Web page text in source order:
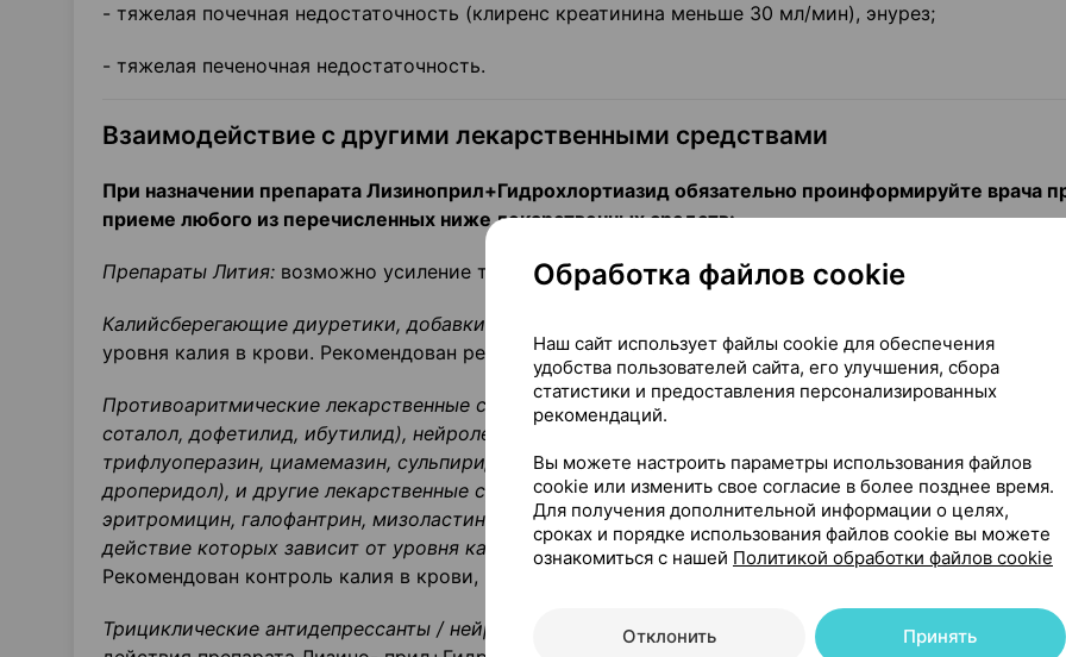
- тяжелая почечная недостаточность (клиренс креатинина меньше 30 мл/мин), энурез;
- тяжелая печеночная недостаточность.
Взаимодействие с другими лекарственными средствами
При назначении препарата Лизиноприл+Гидрохлортиазид обязательно проинформируйте врача
приеме любого из перечисленных ниже лекарственных средств:
Препараты Лития: возможно усиление токсического эффекта лития.
Калийсберегающие диуретики, добавки калия и калийсодержащие заменители соли:
возможно
уровня калия в крови. Рекомендован регулярный контроль уровня калия.
Противоаритмические лекарственные средства (хинидин, гидрохинидин, дизопирамид, амиодарон,
соталол, дофетилид, ибутилид), нейролептики (тиоридазин, хлорпромазин, левомепромазин,
трифлуоперазин, циамемазин, сульпирид, сультоприд, амисульприд, тиаприд, пимозид, галоперидол,
дроперидол), и другие лекарственные средства (бепридил, цисаприд, дифеманил, внутривенный
эритромицин, галофантрин, мизоластин, пентамидин, терфенадин, внутривенный винкамин), соталол,
действие которых зависит от уровня калия в крови –совместно применяются с осторожностью.
Рекомендован контроль калия в крови, контроль ЭКГ.
Трициклические антидепрессанты / нейролептики / анестетики:
возможно усиление гипотензивного
Обработка файлов cookie
Наш сайт использует файлы cookie для обеспечения
удобства пользователей сайта, его улучшения, сбора
статистики и предоставления персонализированных
рекомендаций.
Вы можете настроить параметры использования файлов
cookie или изменить свое согласие в более позднее время.
Для получения дополнительной информации о целях,
сроках и порядке использования файлов cookie вы можете
ознакомиться с нашей Политикой обработки файлов cookie
Отклонить Принять